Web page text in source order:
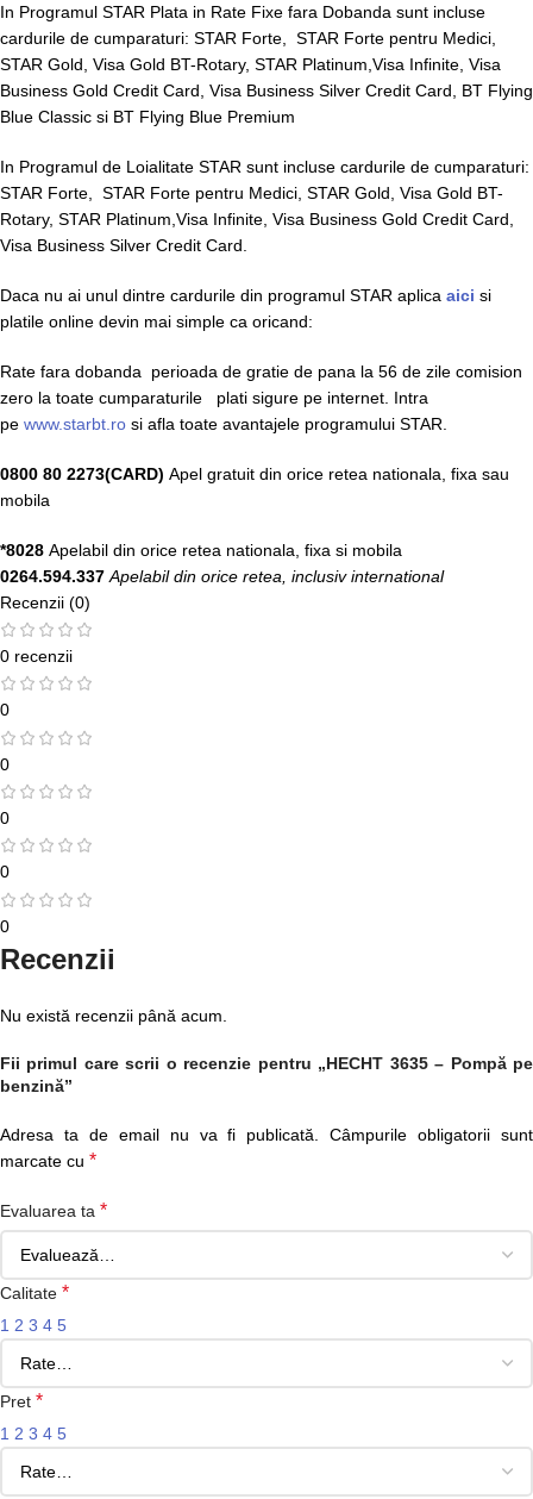
In Programul STAR Plata in Rate Fixe fara Dobanda sunt incluse
cardurile de cumparaturi: STAR Forte, STAR Forte pentru Medici,
STAR Gold, Visa Gold BT-Rotary, STAR Platinum,Visa Infinite, Visa
Business Gold Credit Card, Visa Business Silver Credit Card, BT Flying
Blue Classic si BT Flying Blue Premium
In Programul de Loialitate STAR sunt incluse cardurile de cumparaturi:
STAR Forte, STAR Forte pentru Medici, STAR Gold, Visa Gold BT-
Rotary, STAR Platinum,Visa Infinite, Visa Business Gold Credit Card,
Visa Business Silver Credit Card.
Daca nu ai unul dintre cardurile din programul STAR aplica aici si
platile online devin mai simple ca oricand:
Rate fara dobanda perioada de gratie de pana la 56 de zile comision
zero la toate cumparaturile plati sigure pe internet. Intra
pe www.starbt.ro si afla toate avantajele programului STAR.
0800 80 2273(CARD) Apel gratuit din orice retea nationala, fixa sau
mobila
*8028 Apelabil din orice retea nationala, fixa si mobila
0264.594.337 Apelabil din orice retea, inclusiv international
Recenzii (0)
0 recenzii
0
0
0
0
0
Recenzii
Nu există recenzii până acum.
Fii primul care scrii o recenzie pentru „HECHT 3635 – Pompă pe
benzină”
Adresa ta de email nu va fi publicată.
Câmpurile obligatorii sunt
marcate cu *
Evaluarea ta *
Calitate *
1 2 3 4 5
Pret *
1 2 3 4 5